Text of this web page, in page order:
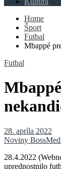
Home
Šport
Futbal
Mbappé
Futbal
28. apríla 2022
Noviny
28.4.2022
uprednostnilo